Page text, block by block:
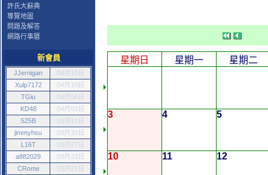
許氏大辭典
導覽地圖
問題及解答
網路行事曆
新會員
JJernigan
04月10日
Xulp7172
04月10日
TGiu
04月04日
KD48
04月03日
S25B
03月31日
jimmyhsu
03月30日
L16T
03月27日
a882029
03月23日
CRome
03月21日
星期日 星期一 星期二
3 4 5
10 11 12